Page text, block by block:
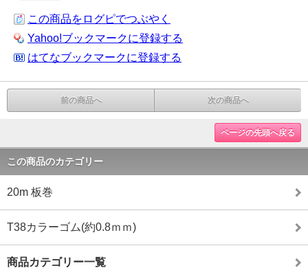
この商品をログピでつぶやく
Yahoo!ブックマークに登録する
はてなブックマークに登録する
前の商品へ 次の商品へ
ページの先頭へ戻る
この商品のカテゴリー
20m 板巻
T38カラーゴム(約0.8ｍｍ)
商品カテゴリー一覧